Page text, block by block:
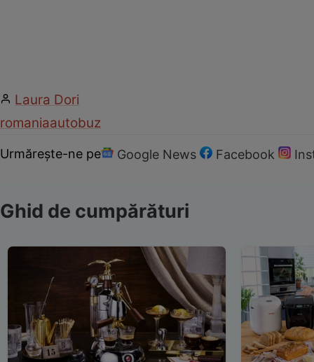
Laura Dori
romaniaautobuz
Urmărește-ne pe Google News Facebook
Ghid de cumpărături